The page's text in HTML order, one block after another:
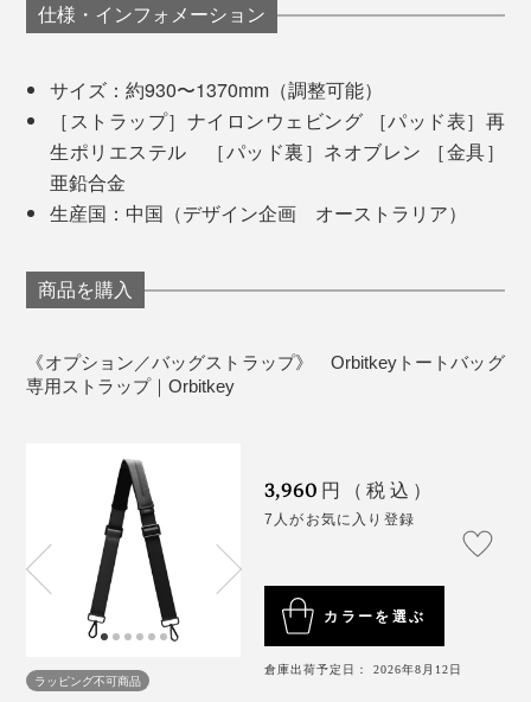
仕様・インフォメーション
サイズ：約930〜1370mm（調整可能）
［ストラップ］ナイロンウェビング ［パッド表］再
生ポリエステル ［パッド裏］ネオブレン ［金具］
亜鉛合金
生産国：中国（デザイン企画 オーストラリア）
商品を購入
《オプション／バッグストラップ》 Orbitkeyトートバッグ
専用ストラップ｜Orbitkey
ラッピング不可商品
3,960 円（税込）
7人がお気に入り登録
カラーを選ぶ
倉庫出荷予定日： 2026年8月12日